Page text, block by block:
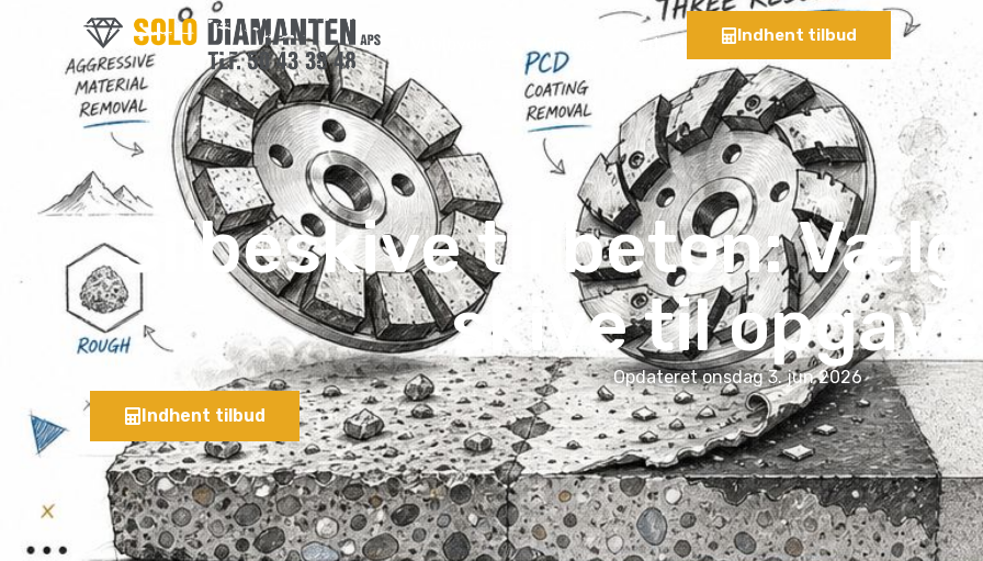
Kontakt Indhent tilbud
Slibeskive til beton:
skive til
Opdateret onsdag 3. jun 2026
Indhent tilbud